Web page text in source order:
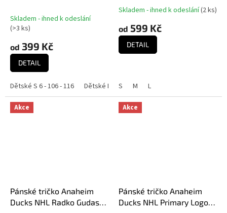
(Anaheim Ducks NHL)
Skladem - ihned k odeslání
(>3 ks)
od 399 Kč
DETAIL
Dětské S 6 - 106 - 116 Dětské M 8 - 118 - 128
Graphic T-Shirt VALUE
Průměrné
produktu
je
5,0
Skladem - ihned k odeslání(2 ks)
od 599 Kč
DETAIL
S M L
Akce
Pánské tričko Anaheim
Ducks NHL Radko Gudas
Akce
Pánské tričko Anaheim
Ducks NHL Primary Logo